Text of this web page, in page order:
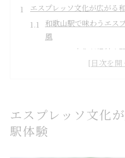
エスプレッソ文化が広がる
和歌山駅で味わうエス
風
コーヒー文化が根付く
エスプレッソ体験で広
本格派コーヒーを楽しむ駅
駅周辺でコーヒーを本
エスプレッソ文化
駅体験